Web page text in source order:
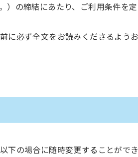
の締結にあたり、ご利用条件を定
に必ず全文をお読みくださるよう
下の場合に随時変更することがで